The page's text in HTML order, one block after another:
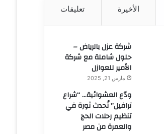
الأخيرة تعليقات
شركة عزل بالرياض –
حلول شاملة مع شركة
الأمير للعوازل
مارس 21, 2025
ودّع العشوائية… “شراع
ترافيل” تُحدث ثورة في
تنظيم رحلات الحج
والعمرة من مصر